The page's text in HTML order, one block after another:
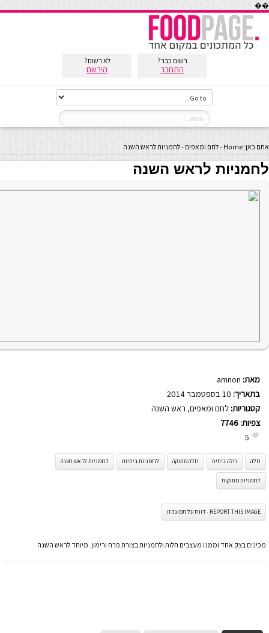
��
רשום כבר?
התחבר
לא רשום?
הירשם
אתם כאן: Home
-לחם ומאפים -לחמניות לראש השנה
לחמניות לראש השנה
מאת: amnon
בתאריך:
קטגוריות: לחם ומאפים, ראש השנה
צפיות: 7746
5
חלה חלה ביתית חלה מתוקה לחמניות ביתיות לחמניות לראש השנה
לחמניות מתוקות
REPORT THIS IMAGE - דווח על תמונה זו
מכינים בצק אחד וממנו מעצבים חלות ולחמניות בצורת פרח ורימון. מיוחד לראש השנה